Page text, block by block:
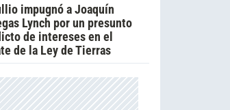
impugnó a Joaquín
Lynch por un presunto
de intereses en el
de la Ley de Tierras